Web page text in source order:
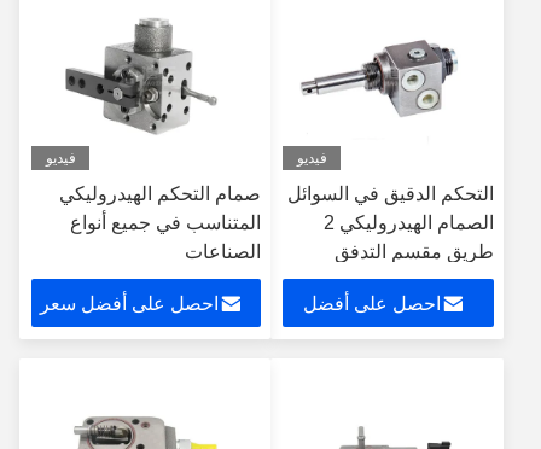
فيديو
التحكم الدقيق في السوائل
الصمام الهيدروليكي 2
طريق مقسم التدفق
الصمام الهيدروليكي القفل
OEM
احصل على أفضل
فيديو
صمام التحكم الهيدروليكي
المتناسب في جميع أنواع
الصناعات
احصل على أفضل سعر